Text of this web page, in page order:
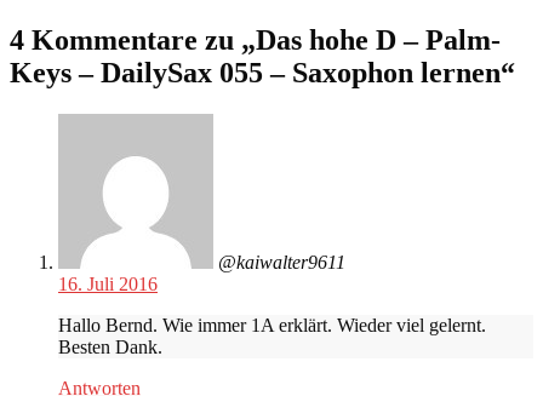
4 Kommentare zu „Das hohe D – Palm-
Keys – DailySax 055 – Saxophon lernen“
@kaiwalter9611
16. Juli 2016
Hallo Bernd. Wie immer 1A erklärt. Wieder viel gelernt.
Besten Dank.
Antworten